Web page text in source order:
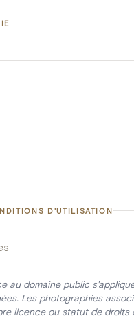
D'UTILISATION
au domaine public
Les photographies
licence ou statut de droits